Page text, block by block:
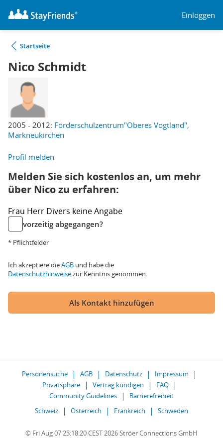
Einloggen
Startseite
Nico Schmidt
2005 - 2012: Förderschulzentrum"Oberes Vogtland",
Markneukirchen
Profil melden
Melden Sie sich kostenlos an, um mehr
über Nico zu erfahren:
Frau Herr Divers keine Angabe
vorzeitig abgegangen?
* Pflichtfelder
Ich akzeptiere dieAGB und habe die
Datenschutzhinweisezur Kenntnis genommen.
Als Kontakt hinzufügen
Personensuche AGB Datenschutz
Impressum
Privatsphäre
Vertrag kündigen
FAQ
Community Guidelines
Barrierefreiheit
Schweiz
Österreich Frankreich Schweden
© Fri Aug 07 23:18:20 CEST 2026 Ströer Connections GmbH